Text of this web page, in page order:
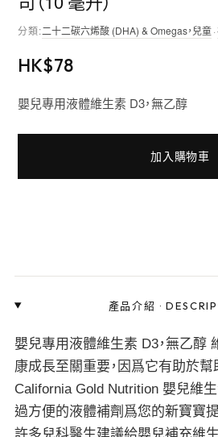
分類:二十二碳六烯酸 (DHA) & Omegas，兒童·
HK$78
嬰兒專用液體維生素 D3，無乙醇
加入購物車
產品介紹 ·
嬰兒專用液體維生素 D3，無乙醇
康成長至關重要，因爲它有助於幫
California Gold Nutrition 嬰兒維
過方便的液體補劑爲您的新寶寶